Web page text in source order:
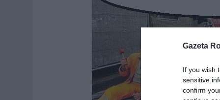
Gazeta
If you wish
sensitive
confirm